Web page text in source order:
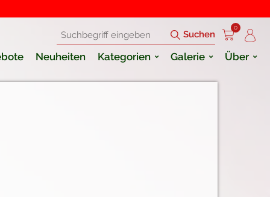
Suchen
0
Neuheiten Kategorien Galerie Über